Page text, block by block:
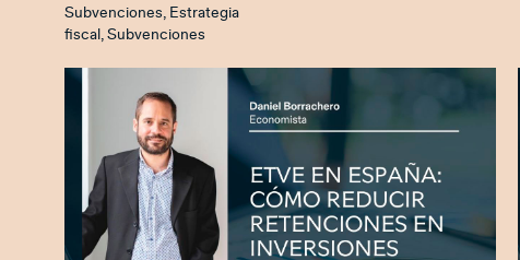
Subvenciones Estrategia
fiscal ,Subvenciones